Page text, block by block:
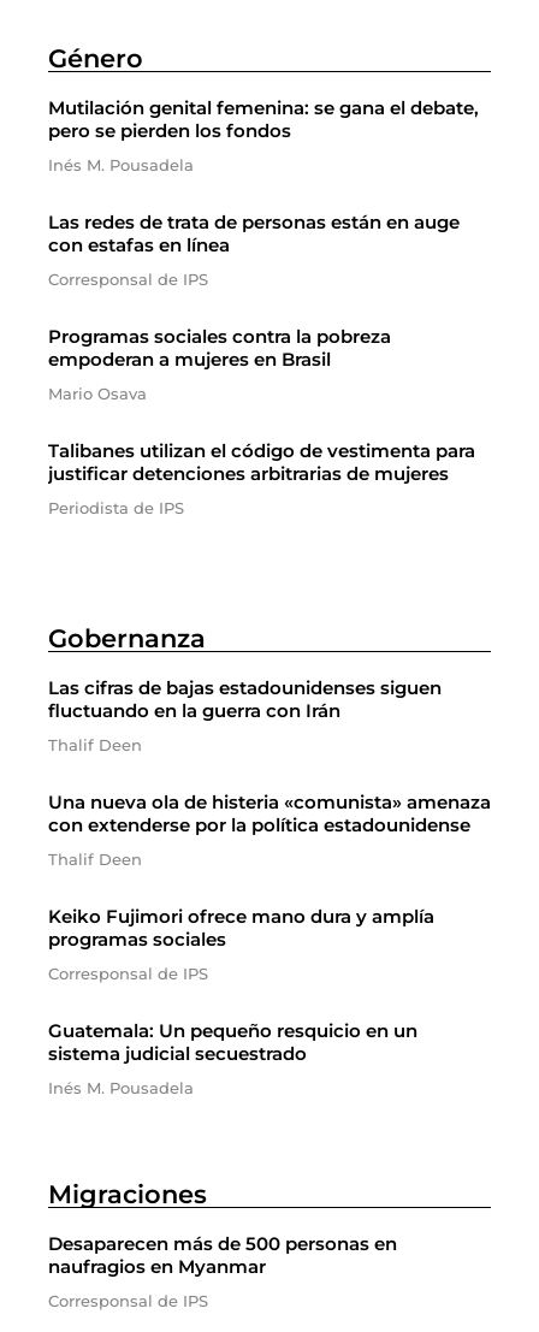
Género
Mutilación genital femenina: se gana el debate,
pero se pierden los fondos
Inés M. Pousadela
Las redes de trata de personas están en auge
con estafas en línea
Corresponsal de IPS
Programas sociales contra la pobreza
empoderan a mujeres en Brasil
Mario Osava
Talibanes utilizan el código de vestimenta para
justificar detenciones arbitrarias de mujeres
Periodista de IPS
Gobernanza
Las cifras de bajas estadounidenses siguen
fluctuando en la guerra con Irán
Thalif Deen
Una nueva ola de histeria «comunista» amenaza
con extenderse por la política estadounidense
Thalif Deen
Keiko Fujimori ofrece mano dura y amplía
programas sociales
Corresponsal de IPS
Guatemala: Un pequeño resquicio en un
sistema judicial secuestrado
Inés M. Pousadela
Migraciones
Desaparecen más de 500 personas en
naufragios en Myanmar
Corresponsal de IPS